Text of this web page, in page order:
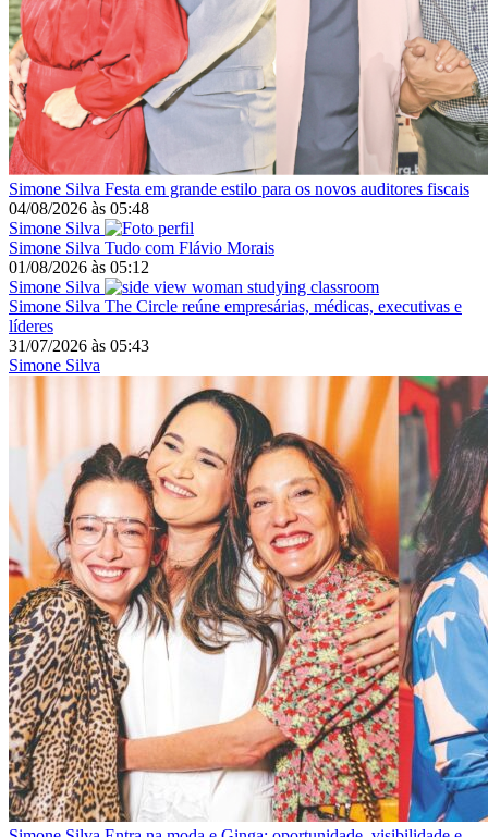
Simone Silva Festa em grande estilo para os novos auditores fiscais
04/08/2026 às 05:48
Simone Silva
Simone Silva Tudo com Flávio Morais
01/08/2026 às 05:12
Simone Silva
Simone Silva The Circle reúne empresárias, médicas, executivas e
líderes
31/07/2026 às 05:43
Simone Silva